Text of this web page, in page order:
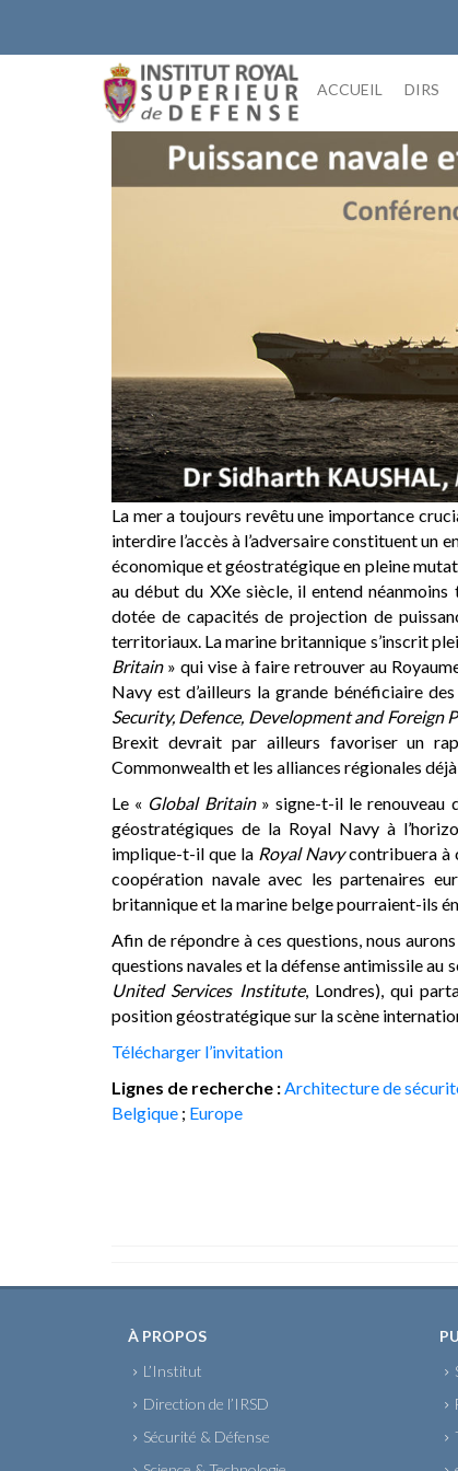
content
ACCUEIL DIRS
La mer a toujours revêtu une importance
interdire l’accès à l’adversaire constituent un
économique et géostratégique en pleine
au début du XXe siècle, il entend
dotée de capacités de projection de
territoriaux. La marine britannique s’inscrit
Britain» qui vise à faire retrouver au
Navy est d’ailleurs la grande bénéficiaire
Security, Defence, Development and Foreign
Brexit devrait par ailleurs favoriser un
Commonwealth et les alliances régionales
Le « Global Britain» signe-t-il le renouveau
géostratégiques de la Royal Navy à
implique-t-il que la Royal Navycontribuera à
coopération navale avec les partenaires
britannique et la marine belge pourraient-ils
Afin de répondre à ces questions, nous
questions navales et la défense antimissile au
United Services Institute, Londres), qui
position géostratégique sur la scène
Télécharger l’invitation
Lignes de recherche :Architecture de
Belgique ; Europe
À PROPOS
L’Institut
Direction de l’IRSD
Sécurité & Défense